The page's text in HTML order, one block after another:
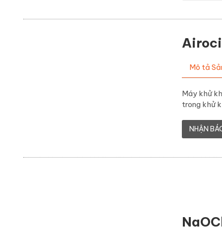
Mô tả
Máy khử
trong khử
NHẬN